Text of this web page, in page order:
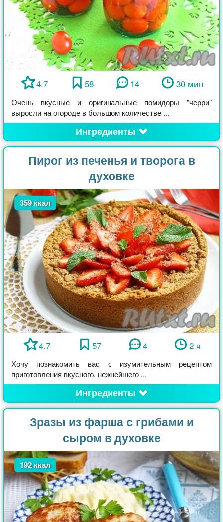
4.7 58 14 30 мин
Очень вкусные и оригинальные помидоры "черри"
выросли на огороде в большом количестве ...
Ингредиенты
Пирог из печенья и творога в
духовке
359 ккал
4.7 57 4 2 ч
Хочу познакомить вас с изумительным рецептом
приготовления вкусного, нежнейшего ...
Ингредиенты
Зразы из фарша с грибами и
сыром в духовке
192 ккал